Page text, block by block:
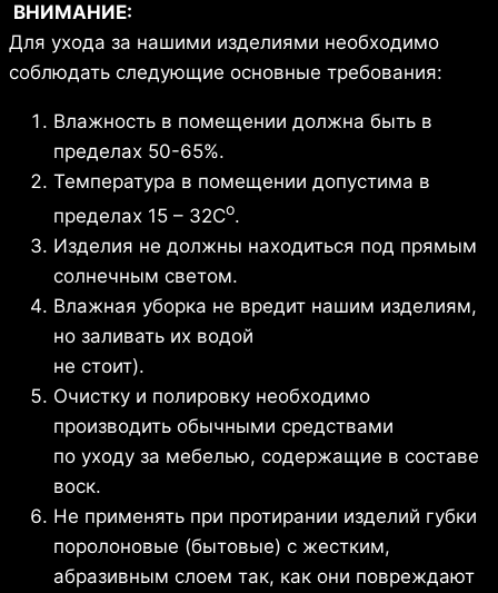
ВНИМАНИЕ:
Для ухода за нашими изделиями необходимо
соблюдать следующие основные требования:
Влажность в помещении должна быть в
пределах 50-65%.
Температура в помещении допустима в
пределах 15 – 32Со.
Изделия не должны находиться под прямым
солнечным светом.
Влажная уборка не вредит нашим изделиям,
но заливать их водой
не стоит).
Очистку и полировку необходимо
производить обычными средствами
по уходу за мебелью, содержащие в составе
воск.
Не применять при протирании изделий губки
поролоновые (бытовые) с жестким,
абразивным слоем так, как они повреждают